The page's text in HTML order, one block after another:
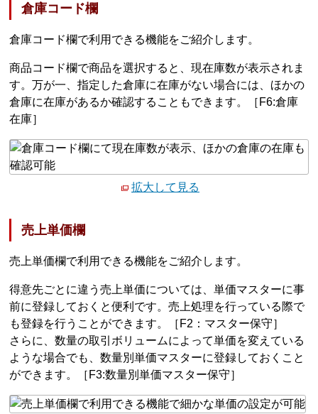
倉庫コード欄
倉庫コード欄で利用できる機能をご紹介します。
商品コード欄で商品を選択すると、現在庫数が表示されま
す。万が一、指定した倉庫に在庫がない場合には、ほかの
倉庫に在庫があるか確認することもできます。［F6:倉庫
在庫］
拡大して見る
売上単価欄
売上単価欄で利用できる機能をご紹介します。
得意先ごとに違う売上単価については、単価マスターに事
前に登録しておくと便利です。売上処理を行っている際で
も登録を行うことができます。［F2：マスター保守］
さらに、数量の取引ボリュームによって単価を変えている
ような場合でも、数量別単価マスターに登録しておくこと
ができます。［F3:数量別単価マスター保守］